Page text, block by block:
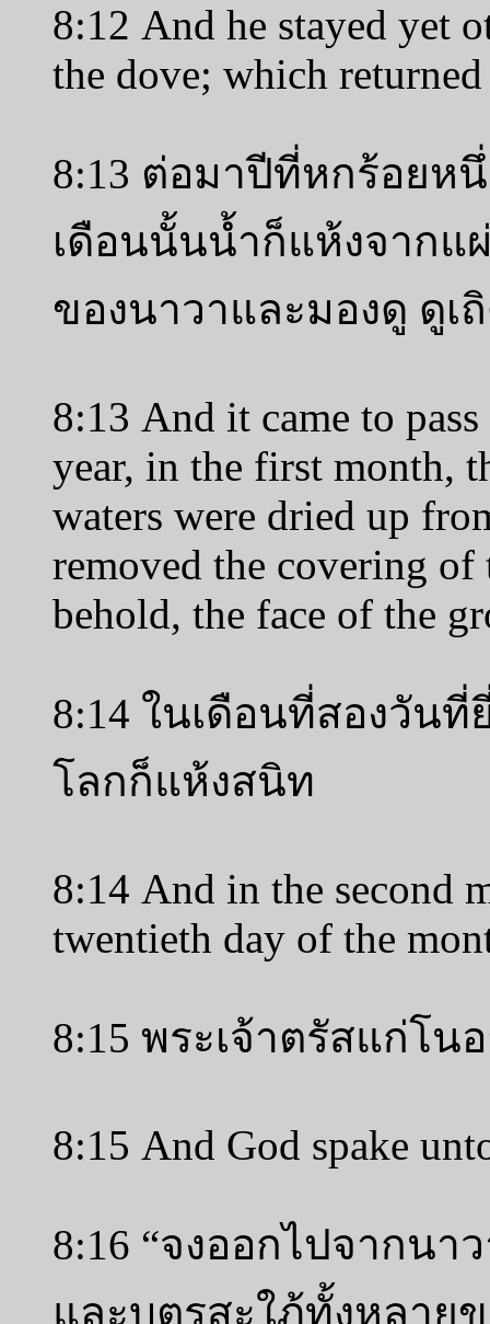
8:12 And he stayed yet
the dove; which
8:13 ต่อมาปีที่หกร้อยห
เดือนนั้นน้ำก็แห้งจากแ
ของนาวาและมองดู ดู
8:13 And it came to
year, in the first month,
waters were dried up
removed the covering
behold, the face of the
8:14 ในเดือนที่สองวัน
โลกก็แห้งสนิท
8:14 And in the second
twentieth day of the
8:15 พระเจ้าตรัสแก่โน
8:15 And God spake
8:16 “จงออกไปจากนา
และบุตรสะใภ้ทั้งหลายข